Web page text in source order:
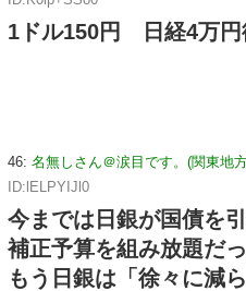
1ドル150円 日経4万円
46: 名無しさん＠涙目です。(関東地
ID:lELPYIJl0
今までは日銀が国債を
補正予算を組み放題だ
もう日銀は「徐々に減